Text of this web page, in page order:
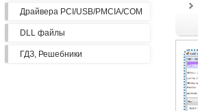
Драйвера PCI/USB/PMCIA/COM
DLL файлы
ГДЗ, Решебники